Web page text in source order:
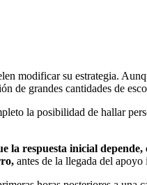
modificar su estrategia.
de grandes cantidades de
la posibilidad de hallar
la respuesta inicial
antes de la llegada del apoyo